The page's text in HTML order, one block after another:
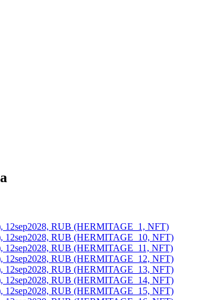
RUB (HERMITAGE_1, NFT)
RUB (HERMITAGE_10, NFT)
RUB (HERMITAGE_11, NFT)
RUB (HERMITAGE_12, NFT)
RUB (HERMITAGE_13, NFT)
RUB (HERMITAGE_14, NFT)
RUB (HERMITAGE_15, NFT)